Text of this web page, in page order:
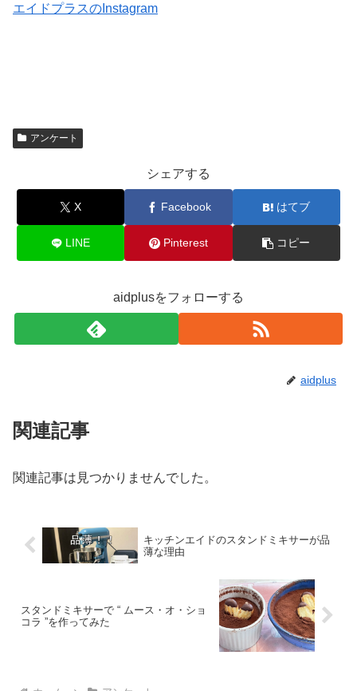
エイドプラスのInstagram
アンケート
シェアする
X Facebook はてブ
LINE Pinterest コピー
aidplusをフォローする
aidplus
関連記事
関連記事は見つかりませんでした。
キッチンエイドのスタンドミキサーが品
薄な理由
スタンドミキサーで “ ムース・オ・ショ
コラ ”を作ってみた